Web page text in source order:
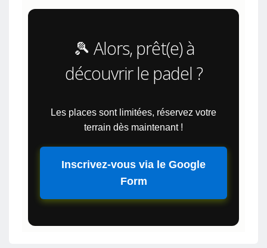
🎾 Alors, prêt(e) à
découvrir le padel ?
Les places sont limitées, réservez votre
terrain dès maintenant !
Inscrivez-vous via le Google
Form